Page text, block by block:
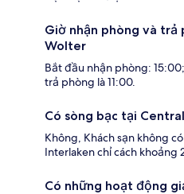
Giờ nhận phòng và
Wolter
Bắt đầu nhận phòng:
trả phòng là 11:00.
Có sòng bạc tại
Không, Khách sạn không
Interlaken chỉ cách khoảng
Có những hoạt động